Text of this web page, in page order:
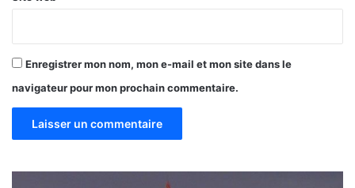
Enregistrer mon nom, mon e-mail et mon site dans le
navigateur pour mon prochain commentaire.